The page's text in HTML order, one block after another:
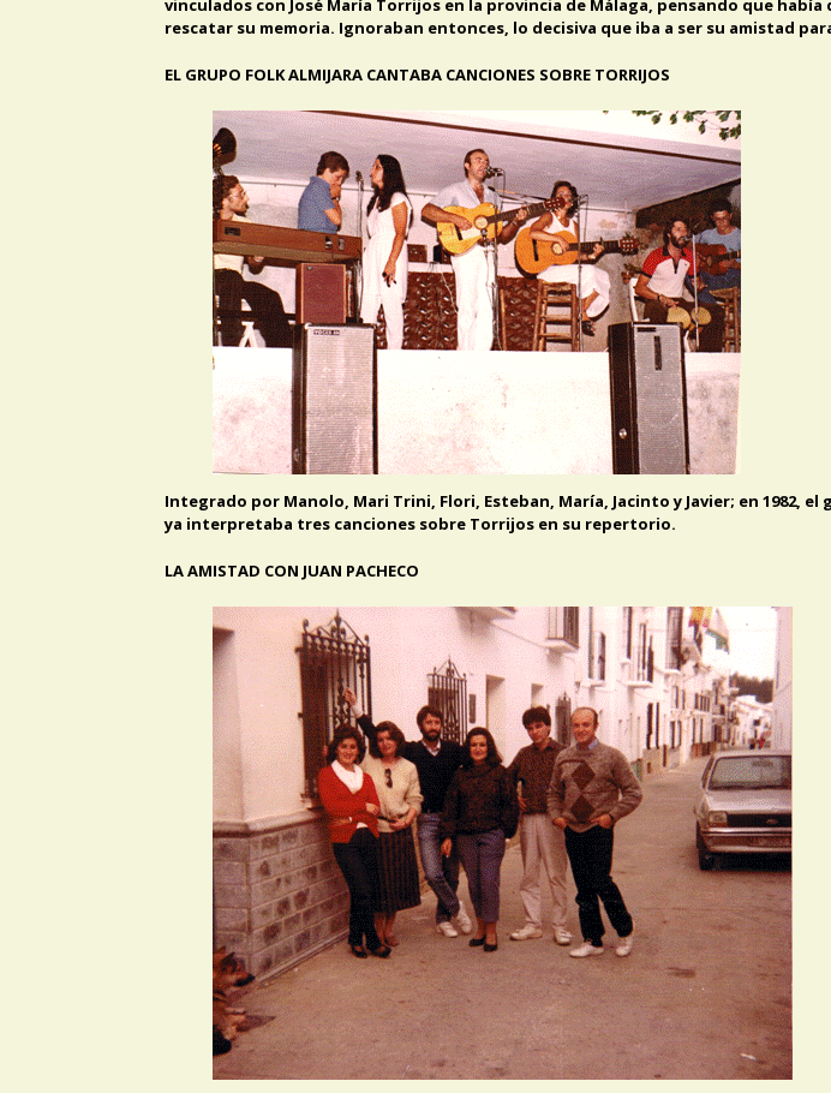
vinculados con José María Torrijos en la provincia de Málaga, pensando que había
rescatar su memoria. Ignoraban entonces, lo decisiva que iba a ser su amistad
EL GRUPO FOLK ALMIJARA CANTABA CANCIONES SOBRE TORRIJOS
Integrado por Manolo, Mari Trini, Flori, Esteban, María, Jacinto y Javier; en 1982,
ya interpretaba tres canciones sobre Torrijos en su repertorio.
LA AMISTAD CON JUAN PACHECO